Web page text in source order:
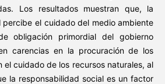
Los resultados muestran que, la
percibe el cuidado del medio ambiente
obligación primordial del gobierno
carencias en la procuración de los
el cuidado de los recursos naturales, al
la responsabilidad social es un factor